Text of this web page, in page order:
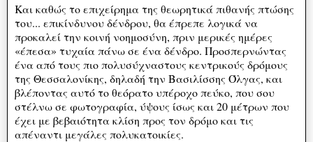
Και καθώς το επιχείρημα της θεωρητικά πιθανής πτώσης
του... επικίνδυνου δένδρου, θα έπρεπε λογικά να
προκαλεί την κοινή νοημοσύνη, πριν μερικές ημέρες
«έπεσα» τυχαία πάνω σε ένα δένδρο. Προσπερνώντας
ένα από τους πιο πολυσύχναστους κεντρικούς δρόμους
της Θεσσαλονίκης, δηλαδή την Βασιλίσσης Όλγας, και
βλέποντας αυτό το θεόρατο υπέροχο πεύκο, που σου
στέλνω σε φωτογραφία, ύψους ίσως και 20 μέτρων που
έχει με βεβαιότητα κλίση προς τον δρόμο και τις
απέναντι μεγάλες πολυκατοικίες.